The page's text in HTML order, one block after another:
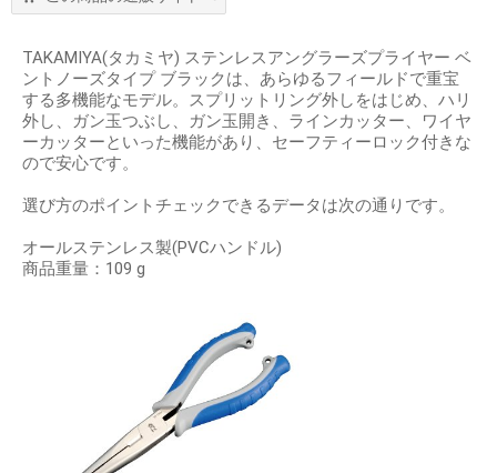
TAKAMIYA(タカミヤ) ステンレスアングラーズプライヤー ベ
ントノーズタイプ ブラックは、あらゆるフィールドで重宝
する多機能なモデル。スプリットリング外しをはじめ、ハリ
外し、ガン玉つぶし、ガン玉開き、ラインカッター、ワイヤ
ーカッターといった機能があり、セーフティーロック付きな
ので安心です。
選び方のポイントチェックできるデータは次の通りです。
オールステンレス製(PVCハンドル)
商品重量：109 g